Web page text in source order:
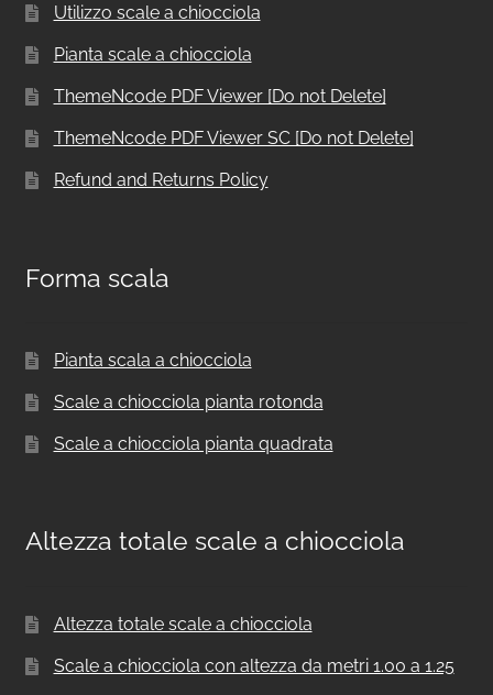
Utilizzo scale a chiocciola
Pianta scale a chiocciola
ThemeNcode PDF Viewer [Do not Delete]
ThemeNcode PDF Viewer SC [Do not Delete]
Refund and Returns Policy
Forma scala
Pianta scala a chiocciola
Scale a chiocciola pianta rotonda
Scale a chiocciola pianta quadrata
Altezza totale scale a chiocciola
Altezza totale scale a chiocciola
Scale a chiocciola con altezza da metri 1.00 a 1.25